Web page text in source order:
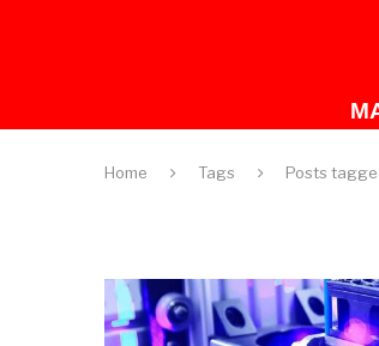
Home Tags Posts